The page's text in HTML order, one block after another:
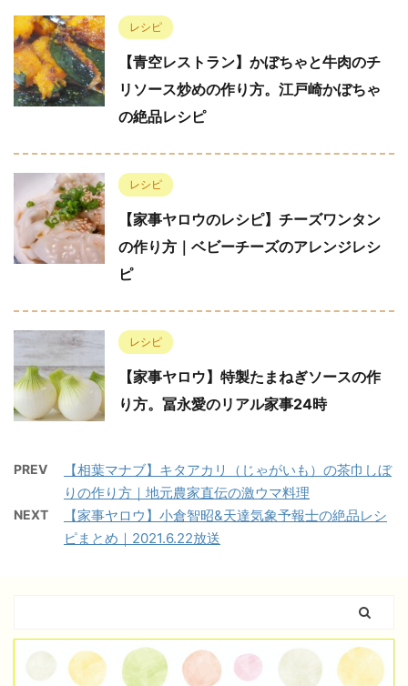
レシピ
【青空レストラン】かぼちゃと牛肉のチ
リソース炒めの作り方。江戸崎かぼちゃ
の絶品レシピ
レシピ
【家事ヤロウのレシピ】チーズワンタン
の作り方｜ベビーチーズのアレンジレシ
ピ
レシピ
【家事ヤロウ】特製たまねぎソースの作
り方。冨永愛のリアル家事24時
PREV
【相葉マナブ】キタアカリ（じゃがいも）の茶巾しぼ
りの作り方｜地元農家直伝の激ウマ料理
NEXT
【家事ヤロウ】小倉智昭&天達気象予報士の絶品レシ
ピまとめ｜2021.6.22放送